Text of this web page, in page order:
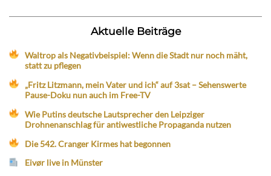
Aktuelle Beiträge
Waltrop als Negativbeispiel: Wenn die Stadt nur noch mäht,
statt zu pflegen
„Fritz Litzmann, mein Vater und ich“ auf 3sat – Sehenswerte
Pause-Doku nun auch im Free-TV
Wie Putins deutsche Lautsprecher den Leipziger
Drohnenanschlag für antiwestliche Propaganda nutzen
Die 542. Cranger Kirmes hat begonnen
Eivør live in Münster